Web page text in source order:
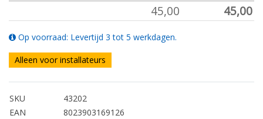
45,00 45,00
Op voorraad: Levertijd 3 tot 5 werkdagen.
Alleen voor installateurs
SKU
43202
EAN
8023903169126